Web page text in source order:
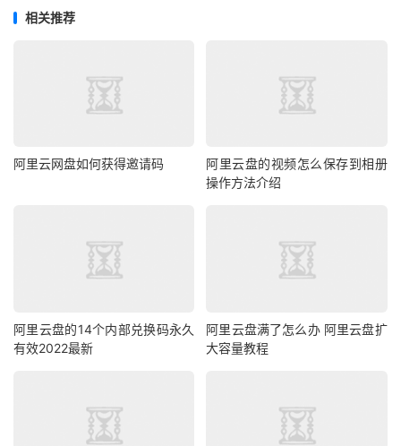
相关推荐
阿里云网盘如何获得邀请码
阿里云盘的视频怎么保存到相册
操作方法介绍
阿里云盘的14个内部兑换码永久
有效2022最新
阿里云盘满了怎么办 阿里云盘扩
大容量教程